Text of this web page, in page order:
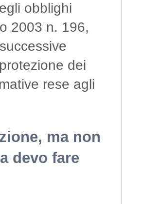
obblighi
2003 n. 196,
dei
rese agli
ma non
devo fare